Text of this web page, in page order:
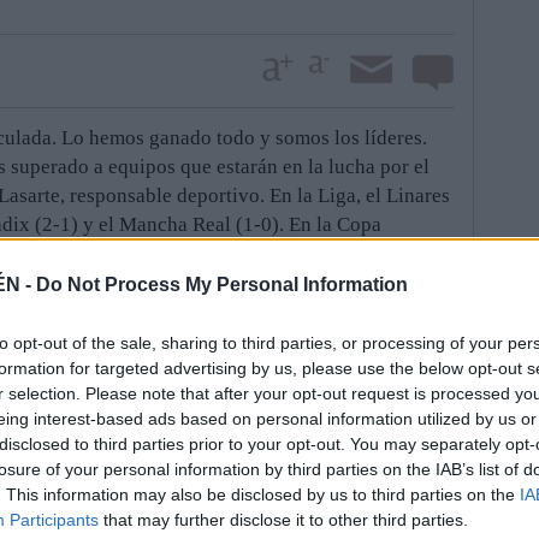
- Do Not Process My Personal Information
opt-out of the sale, sharing to third parties, or processing of your
for targeted advertising by us, please use the below opt-out
selection. Please note that after your opt-out request is processed
interest-based ads based on personal information utilized by us
to third parties prior to your opt-out. You may separately
of your personal information by third parties on the IAB’s list of
This information may also be disclosed by us to third parties on the
Participants that may further disclose it to other third parties.
Lo hemos ganado todo y somos los líderes.
superado a equipos que estarán en la lucha por el
responsable deportivo. En la Liga, el Linares
(2-1) y el Mancha Real (1-0). En la Copa
en semifinales, tras haber superado al
miércoles se mide con el Navas, con el que se
el próximo 18 de septiembre en el Matías Prats
media. “Estamos en el buen camino”, apostilla
dos partidos todas las semanas nos ha venido
de minutos y pueden participar con el
el clásico provincial, ha significado, además, que
Estadio de Linarejos. No lo hace desde el 15 de
se llevó los tres puntos. Desde entonces